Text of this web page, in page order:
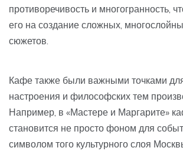
противоречивость и многогранность,
его на создание сложных,
сюжетов.
Кафе также были важными точками
настроения и философских тем
Например, в «Мастере и Маргарите»
становится не просто фоном для
символом того культурного слоя